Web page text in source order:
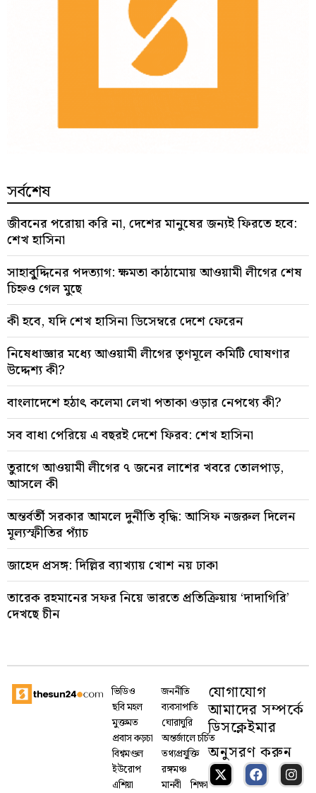
সর্বশেষ
জীবনের পরোয়া করি না, দেশের মানুষের জন্যই ফিরতে হবে:
শেখ হাসিনা
সাহাবু্দ্দিনের পদত্যাগ: ক্ষমতা কাঠামোয় আওয়ামী লীগের শেষ
চিহ্নও গেল মুছে
কী হবে, যদি শেখ হাসিনা ডিসেম্বরে দেশে ফেরেন
নিষেধাজ্ঞার মধ্যে আওয়ামী লীগের তৃণমূলে কমিটি ঘোষণার
উদ্দেশ্য কী?
বাংলাদেশে হঠাৎ কলেমা লেখা পতাকা ওড়ার নেপথ্যে কী?
সব বাধা পেরিয়ে এ বছরই দেশে ফিরব: শেখ হাসিনা
তুরাগে আওয়ামী লীগের ৭ জনের লাশের খবরে তোলপাড়,
আসলে কী
অন্তর্বর্তী সরকার আমলে দুর্নীতি বৃদ্ধি: আসিফ নজরুল দিলেন
মূল্যস্ফীতির প্যাঁচ
জাহেদ প্রসঙ্গ: দিল্লির ব্যাখ্যায় খোশ নয় ঢাকা
তারেক রহমানের সফর নিয়ে ভারতে প্রতিক্রিয়ায় ‘দাদাগিরি’
দেখছে চীন
ভিডিও
ছবি মহল
মুক্তমত
প্রবাস কড়চা
বিশ্বমণ্ডল
ইউরোপ
এশিয়া
জননীতি
ব্যবসাপাতি
ঘোরাঘুরি
অন্তর্জালে চর্চিত
তথ্যপ্রযু্ক্তি
রঙ্গমঞ্চ
মানবী
শিক্ষা
যোগাযোগ
আমাদের সম্পর্কে
ডিসক্লেইমার
অনুসরণ করুন